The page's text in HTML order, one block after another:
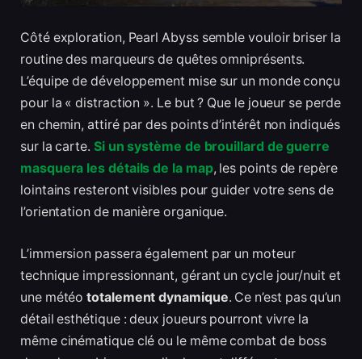
Côté exploration, Pearl Abyss semble vouloir briser la
routine des marqueurs de quêtes omniprésents.
L’équipe de développement mise sur un monde conçu
pour la « distraction ». Le but ? Que le joueur se perde
en chemin, attiré par des points d’intérêt non indiqués
sur la carte. Si un système de brouillard de guerre
masquera les détails de la map, les points de repère
lointains resteront visibles pour guider votre sens de
l’orientation de manière organique.
L’immersion passera également par un moteur
technique impressionnant, gérant un cycle jour/nuit et
une météototalement dynamique. Ce n’est pas qu’un
détail esthétique : deux joueurs pourront vivre la
même cinématique clé ou le même combat de boss